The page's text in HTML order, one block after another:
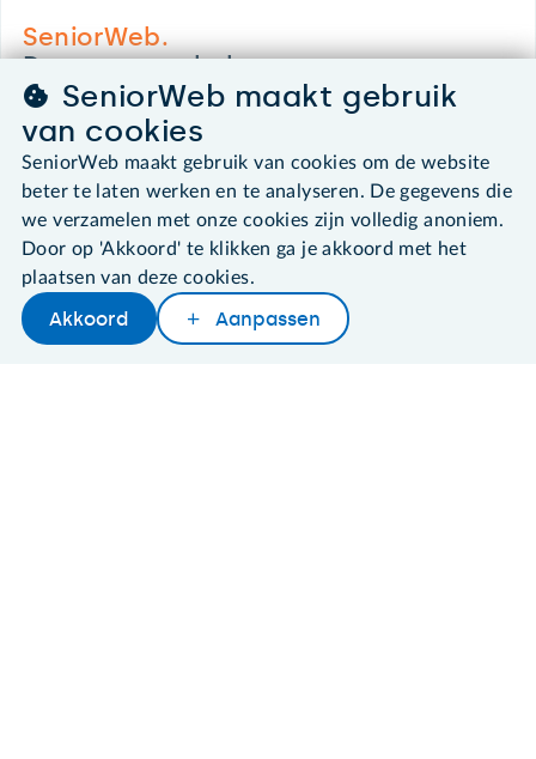
Later lezenDelenWoordenboek
SeniorWeb.
De computerhulp voor u.
030 - 276 99 65
leden@seniorweb.nl
©2026 SeniorWeb
Algemene voorwaarden
Cookies en cookie-instellingen
SeniorWeb maakt gebruik
van cookies
SeniorWeb maakt gebruik van cookies om de website
beter te laten werken en te analyseren. De gegevens die
we verzamelen met onze cookies zijn volledig anoniem.
Door op 'Akkoord' te klikken ga je akkoord met het
plaatsen van deze cookies.
Akkoord Aanpassen